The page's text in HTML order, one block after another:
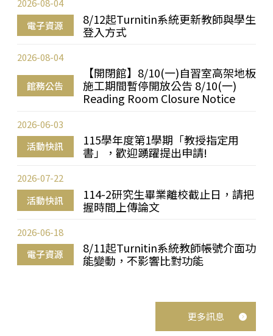
電子資源
8/12起Turnitin系統更新教師與學生
登入方式
2026-08-04
館務公告
【開閉館】8/10(一)自習室高架地板
施工期間暫停開放公告 8/10(一)
Reading Room Closure Notice
2026-08-04
活動快訊
115學年度第1學期「教授指定用
書」，歡迎踴躍提出申請!
2026-06-03
活動快訊
114-2研究生畢業離校截止日，請把
握時間上傳論文
2026-07-22
電子資源
8/11起Turnitin系統教師帳號介面功
能變動，不影響比對功能
2026-06-18
更多訊息